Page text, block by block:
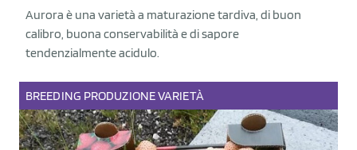
Aurora è una varietà a maturazione tardiva, di buon
calibro, buona conservabilità e di sapore
tendenzialmente acidulo.
BREEDING PRODUZIONEVARIETÀ